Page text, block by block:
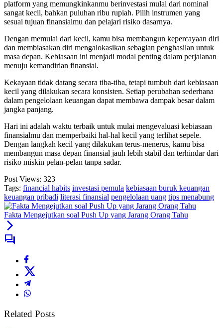
platform yang memungkinkanmu berinvestasi mulai dari nominal
sangat kecil, bahkan puluhan ribu rupiah. Pilih instrumen yang
sesuai tujuan finansialmu dan pelajari risiko dasarnya.
Dengan memulai dari kecil, kamu bisa membangun kepercayaan diri
dan membiasakan diri mengalokasikan sebagian penghasilan untuk
masa depan. Kebiasaan ini menjadi modal penting dalam perjalanan
menuju kemandirian finansial.
Kekayaan tidak datang secara tiba-tiba, tetapi tumbuh dari kebiasaan
kecil yang dilakukan secara konsisten. Setiap perubahan sederhana
dalam pengelolaan keuangan dapat membawa dampak besar dalam
jangka panjang.
Hari ini adalah waktu terbaik untuk mulai mengevaluasi kebiasaan
finansialmu dan memperbaiki hal-hal kecil yang terlihat sepele.
Dengan langkah kecil yang dilakukan terus-menerus, kamu bisa
membangun masa depan finansial jauh lebih stabil dan terhindar dari
risiko miskin pelan-pelan tanpa sadar.
Post Views: 323
Tags: financial habits investasi pemula kebiasaan buruk keuangan
keuangan pribadi literasi finansial pengelolaan uang tips menabung
Fakta Mengejutkan soal Push Up yang Jarang Orang Tahu
Related Posts